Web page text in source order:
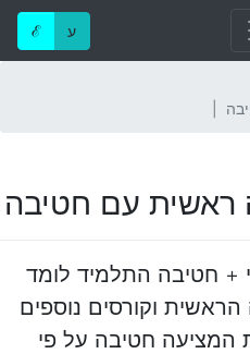
ℰ ע
עם חטיבה
+ חטיבה התלמיד לומד
וקורסים נוספים
חטיבה על פי